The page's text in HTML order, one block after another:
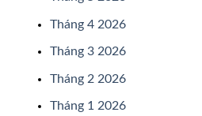
Tháng 4 2026
Tháng 3 2026
Tháng 2 2026
Tháng 1 2026